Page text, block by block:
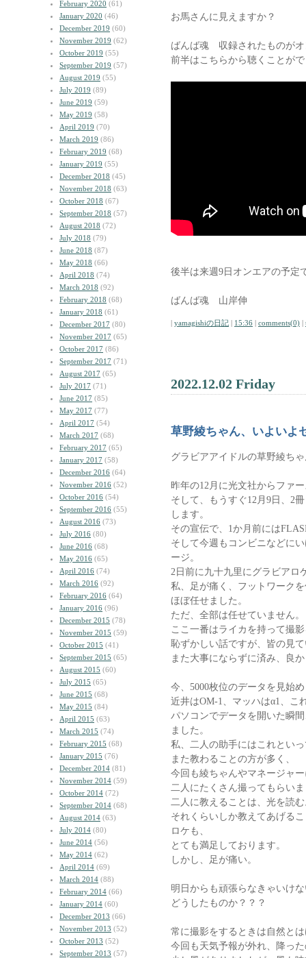
February 2020 (61)
January 2020 (46)
December 2019 (60)
November 2019 (62)
October 2019 (55)
September 2019 (57)
August 2019 (55)
July 2019 (89)
June 2019 (59)
May 2019 (58)
April 2019 (70)
March 2019 (86)
February 2019 (68)
January 2019 (55)
December 2018 (45)
November 2018 (63)
October 2018 (67)
September 2018 (57)
August 2018 (72)
July 2018 (79)
June 2018 (87)
May 2018 (66)
April 2018 (74)
March 2018 (92)
February 2018 (68)
January 2018 (61)
December 2017 (80)
November 2017 (65)
October 2017 (86)
September 2017 (71)
August 2017 (65)
July 2017 (71)
June 2017 (85)
May 2017 (77)
April 2017 (54)
March 2017 (68)
February 2017 (65)
January 2017 (58)
December 2016 (64)
November 2016 (52)
October 2016 (54)
September 2016 (55)
August 2016 (73)
July 2016 (80)
June 2016 (68)
May 2016 (65)
April 2016 (74)
March 2016 (92)
February 2016 (64)
January 2016 (96)
December 2015 (78)
November 2015 (59)
October 2015 (41)
September 2015 (65)
August 2015 (60)
July 2015 (65)
June 2015 (68)
May 2015 (84)
April 2015 (63)
March 2015 (74)
February 2015 (68)
January 2015 (76)
December 2014 (81)
November 2014 (59)
October 2014 (72)
September 2014 (68)
August 2014 (63)
July 2014 (80)
June 2014 (56)
May 2014 (62)
April 2014 (69)
March 2014 (88)
February 2014 (66)
January 2014 (60)
December 2013 (66)
November 2013 (52)
October 2013 (52)
September 2013 (57)
お馬さんに見えますか？
ばんば魂 収録されたものが
前半はこちらから聴くことが
後半は来週9日オンエアの予定
ばんば魂 山岸伸
| yamagishiの日記 | 15:36 | comments(0) |
2022.12.02 Friday
草野綾ちゃん、いよいよ
グラビアアイドルの草野綾ち
昨年の12月に光文社からファ
そして、もうすぐ12月9日、2
します。
その宣伝で、1か月前には
そして今週もコンビニなどに
ージ。
2日前に九十九里にグラビアロ
私、足が痛く、フットワーク
ほぼ任せました。
ただ、全部は任せていません。
ここ一番はライカを持って撮
恥ずかしい話ですが、皆の見
また大事にならずに済み、良
今、5000枚位のデータを見始
近井はOM-1、マッハはα1、こ
パソコンでデータを開いた瞬
ました。
私、二人の助手にはこれとい
また教わることの方が多く、
今回も綾ちゃんやマネージャ
二人にたくさん撮ってもらい
二人に教えることは、光を読
それくらいしか教えてあげる
ロケも、
とても満足しております。
しかし、足が痛い。
明日からも頑張らなきゃいけ
どうしたものか？？？
常に撮影をするときは自然と
今回も天気予報が外れ、降っ